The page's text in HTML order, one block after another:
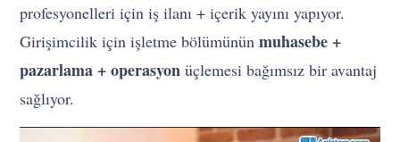
profesyonelleri için iş ilanı + içerik yayını yapıyor.
Girişimcilik için işletme bölümününmuhasebe +
pazarlama + operasyon üçlemesi bağımsız bir avantaj
sağlıyor.